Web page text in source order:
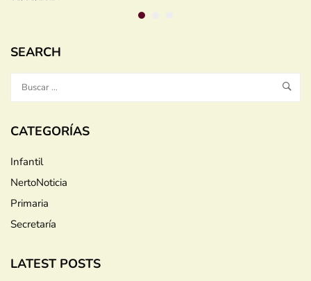
SEARCH
CATEGORÍAS
Infantil
NertoNoticia
Primaria
Secretaría
LATEST POSTS